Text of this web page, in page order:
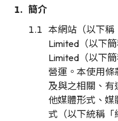
簡介
本網站（以下稱
Limited（以下
Limited（以下
營運。本使用條
及與之相關、
他媒體形式、媒
式（以下統稱「